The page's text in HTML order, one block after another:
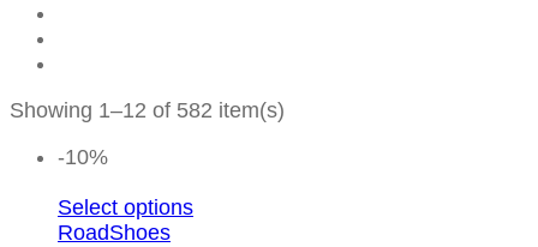
Showing 1–12 of 582 item(s)
-10%
Select options
RoadShoes